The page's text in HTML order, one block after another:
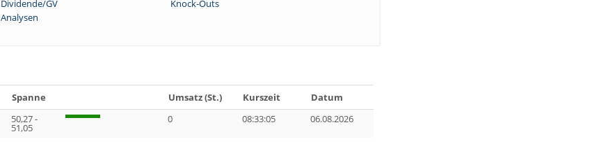
Dividende/GV
Knock-Outs
Analysen
Spanne Umsatz (St.) Kurszeit
Datum
50,27 -
51,05
0 08:33:05 06.08.2026